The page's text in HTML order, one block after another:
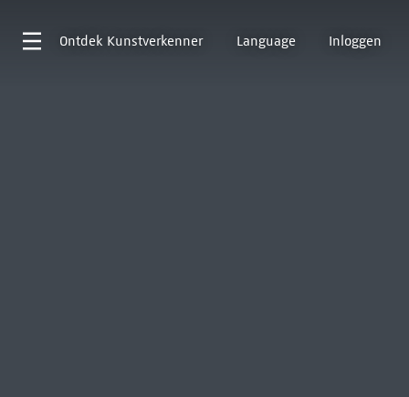
Ontdek Kunstverkenner Language Inloggen